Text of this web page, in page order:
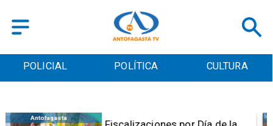
POLICIAL POLÍTICA CULTURA
Antofagasta